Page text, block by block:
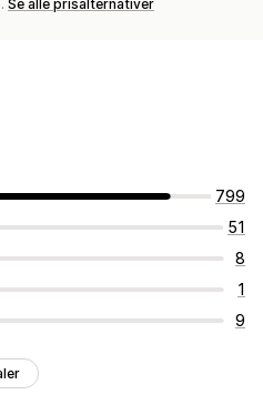
Se alle prisalternativer
799
51
8
1
9